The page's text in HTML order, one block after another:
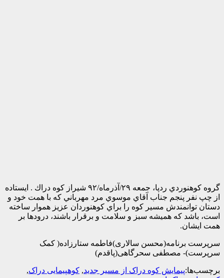
گروه كوهنوردي ردپا، جمعه ٢٩/آذرماه/٩٢ شيراز كوه دراك . ايستاده
پنجم جناب آقاي موسوي مرد مهرباني كه با همت خود و
مسير كوه را براي كوهنوردان عزيز هموار ساخته
كه هميشه سبز و سلامت و برقرار باشند، درودها بر
سالاری)فاطمه ستارزاده( کمک
مصطفی سحرگاهی(پاقدم)
پیمایش کوه دراک از مسیر جدید ,کوهپیمایی دراک,